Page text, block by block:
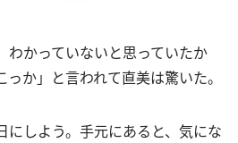
わかっていないと思っていたか
か」と言われて直美は驚いた。
にしよう。手元にあると、気にな